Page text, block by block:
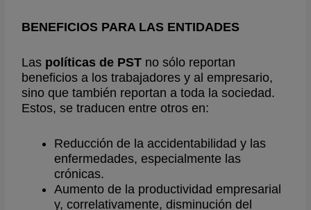
BENEFICIOS PARA LAS ENTIDADES
Las políticas de PST no sólo reportan
beneficios a los trabajadores y al empresario,
sino que también reportan a toda la sociedad.
Estos, se traducen entre otros en:
Reducción de la accidentabilidad y las
enfermedades, especialmente las
crónicas.
Aumento de la productividad empresarial
y, correlativamente, disminución del